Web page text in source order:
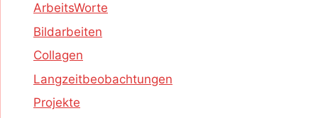
ArbeitsWorte
Bildarbeiten
Collagen
Langzeitbeobachtungen
Projekte